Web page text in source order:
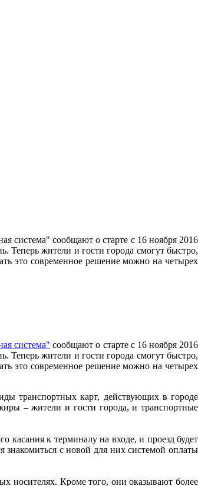
система" сообщают о старте c 16 ноября 2016
Теперь жители и гости города смогут быстро,
это современное решение можно на четырех
система" сообщают о старте c 16 ноября 2016
Теперь жители и гости города смогут быстро,
это современное решение можно на четырех
транспортных карт, действующих в городе
– жители и гости города, и транспортные
касания к терминалу на входе, и проезд будет
знакомиться с новой для них системой оплаты
носителях. Кроме того, они оказывают более